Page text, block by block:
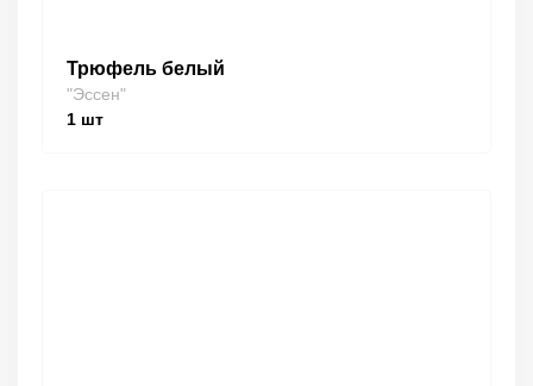
Трюфель белый
"Эссен"
1 шт